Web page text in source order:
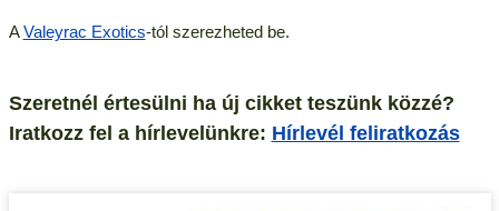
AValeyrac Exotics-tól szerezheted be.
Szeretnél értesülni ha új cikket teszünk közzé?
Iratkozz fel a hírlevelünkre: Hírlevél feliratkozás